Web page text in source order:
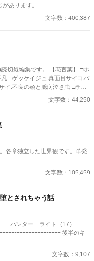
あります。
文字数：400,387
です。 【花言葉】 □ホ
□ゲッケイジュ:真面目サイコパ
イ:不良の頭と臆病泣き虫 □ラベ
ルフィニウム:執着傲慢幼馴染と
出したい！:お馬鹿主人公くんと
文字数：44,250
各章独立した世界観です。単発
文字数：105,459
とされちゃう話
ｰｰｰ ハンター ライト（17）
ｰｰｰｰｰｰｰｰｰｰｰｰｰｰ 後半のキ
文字数：9,107